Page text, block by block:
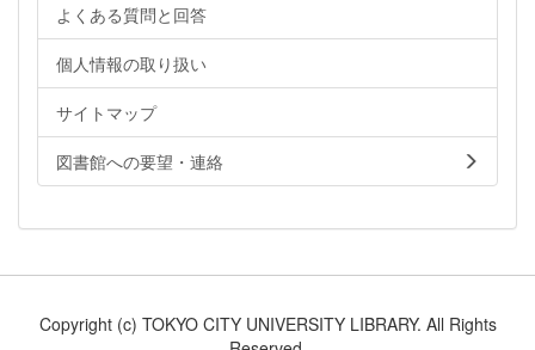
よくある質問と回答
個人情報の取り扱い
サイトマップ
図書館への要望・連絡
Copyright (c) TOKYO CITY UNIVERSITY LIBRARY. All Rights